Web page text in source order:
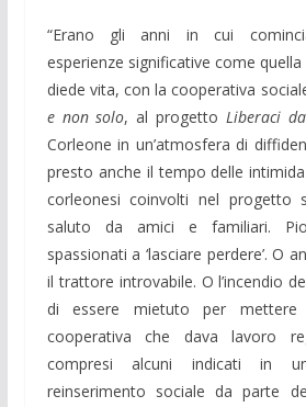
“Erano gli anni in cui
esperienze significative come quella
diede vita, con la cooperativa
e non solo, al progetto Liberaci
Corleone in un’atmosfera di
presto anche il tempo delle
corleonesi coinvolti nel progetto
saluto da amici e familiari.
spassionati a ‘lasciare perdere’. O
il trattore introvabile. O l’incendio
di essere mietuto per mettere
cooperativa che dava lavoro
compresi alcuni indicati in
reinserimento sociale da parte